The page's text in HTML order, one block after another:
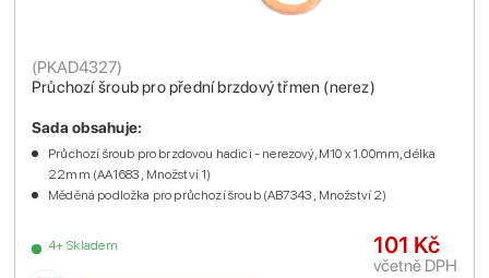
Průchozí šroub pro přední brzdový třmen (nerez)
(PKAD4327)
4+ Skladem
Sada obsahuje:
Průchozí šroub pro brzdovou hadici - nerezový, M10 x 1.00mm, délka
22mm (AA1683 , Množství 1)
Měděná podložka pro průchozí šroub (AB7343 , Množství 2)
101 Kč
včetně DPH